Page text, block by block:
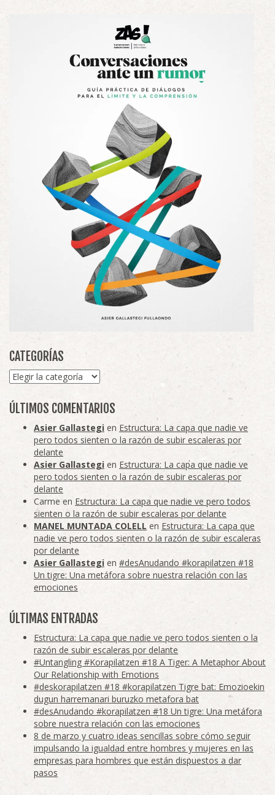
CATEGORÍAS
Categorías
ÚLTIMOS COMENTARIOS
Asier Gallastegi en Estructura: La capa que nadie ve
pero todos sienten o la razón de subir escaleras por
delante
Asier Gallastegi en Estructura: La capa que nadie ve
pero todos sienten o la razón de subir escaleras por
delante
Carme en Estructura: La capa que nadie ve pero todos
sienten o la razón de subir escaleras por delante
MANEL MUNTADA COLELL en Estructura: La capa que
nadie ve pero todos sienten o la razón de subir escaleras
por delante
Asier Gallastegi en #desAnudando #korapilatzen #18
Un tigre: Una metáfora sobre nuestra relación con las
emociones
ÚLTIMAS ENTRADAS
Estructura: La capa que nadie ve pero todos sienten o la
razón de subir escaleras por delante
#Untangling #Korapilatzen #18 A Tiger: A Metaphor About
Our Relationship with Emotions
#deskorapilatzen #18 #korapilatzen Tigre bat: Emozioekin
dugun harremanari buruzko metafora bat
#desAnudando #korapilatzen #18 Un tigre: Una metáfora
sobre nuestra relación con las emociones
8 de marzo y cuatro ideas sencillas sobre cómo seguir
impulsando la igualdad entre hombres y mujeres en las
empresas para hombres que están dispuestos a dar
pasos